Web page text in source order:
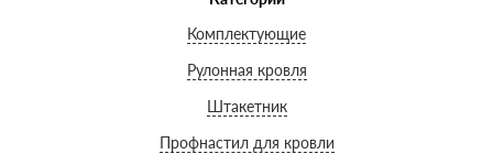
Комплектующие
Рулонная кровля
Штакетник
Профнастил для кровли